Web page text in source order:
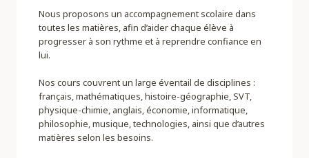
Nous proposons un accompagnement scolaire dans
toutes les matières, afin d’aider chaque élève à
progresser à son rythme et à reprendre confiance en
lui.
Nos cours couvrent un large éventail de disciplines :
français, mathématiques, histoire-géographie, SVT,
physique-chimie, anglais, économie, informatique,
philosophie, musique, technologies, ainsi que d’autres
matières selon les besoins.